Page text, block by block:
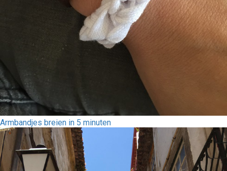
Armbandjes breien in 5 minuten